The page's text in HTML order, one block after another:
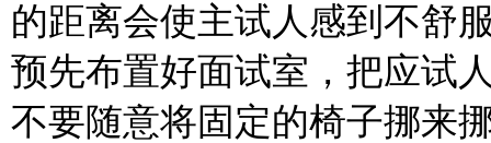
的距离会使主试人感到不舒
预先布置好面试室，把应试
不要随意将固定的椅子挪来